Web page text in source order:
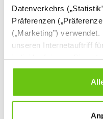
Datenverkehrs
Präferenzen
(„Marketing”)
unseren Internetauftriff
Cookies Sie erlauben.
wählen Sie „Alle
Daten verarbeitet, die
Produktnummer:107132